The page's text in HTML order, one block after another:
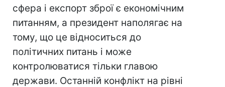
сфера і експорт зброї є економічним
питанням, а президент наполягає на
тому, що це відноситься до
політичних питань і може
контролюватися тільки главою
держави. Останній конфлікт на рівні